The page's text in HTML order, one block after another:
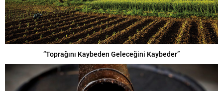
“Toprağını Kaybeden Geleceğini Kaybeder”